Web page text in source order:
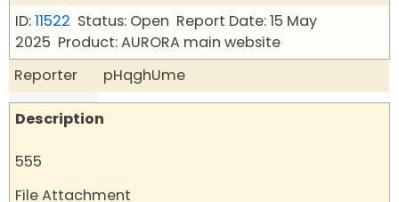
ID:11522 Status: Open Report Date: 15 May
2025 Product: AURORA main website
Reporter
pHqghUme
Description
555
File Attachment